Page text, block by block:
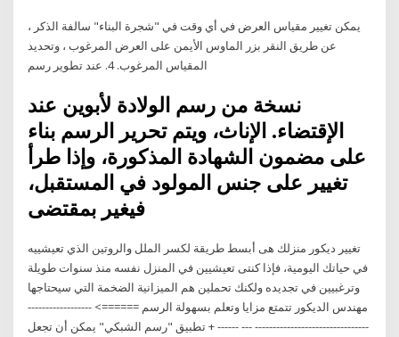
يمكن تغيير مقياس العرض في أي وقت في "شجرة البناء" سالفة الذكر ،
عن طريق النقر بزر الماوس الأيمن على العرض المرغوب ، وتحديد
نسخة من رسم الولادة لأبوين عند
الإقتضاء. الإناث، ويتم تحرير الرسم بناء
على مضمون الشهادة المذكورة، وإذا طرأ
تغيير على جنس المولود في المستقبل،
تغيير ديكور منزلك هى أبسط طريقة لكسر الملل والروتين الذي تعيشييه
في حياتك اليومية، فإذا كنتى تعيشيين في المنزل نفسه منذ سنوات طويلة
وترغبيين في تجديده ولكنك تحملين هم الميزانية الضخمة التي سيحتاجها
مهندس الديكور تتمتع مزايا وتعلم بسهولة الرسم ======> ------------------
-------------------------------- --- ------ + تطبيق "رسم الشبكي" يمكن أن تجعل